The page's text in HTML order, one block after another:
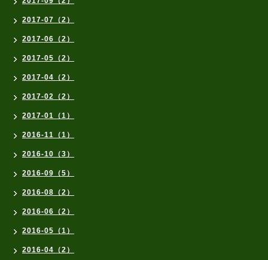
2017-07（2）
2017-06（2）
2017-05（2）
2017-04（2）
2017-02（2）
2017-01（1）
2016-11（1）
2016-10（3）
2016-09（5）
2016-08（2）
2016-06（2）
2016-05（1）
2016-04（2）